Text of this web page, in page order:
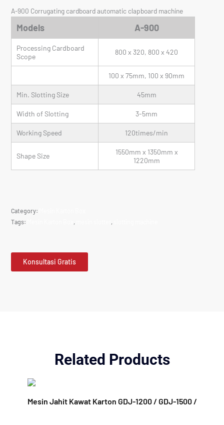
A-900 Corrugating cardboard automatic clapboard machine
Models A-900
Processing Cardboard
Scope
800 x 320, 800 x 420
100 x 75mm, 100 x 90mm
Min. Slotting Size 45mm
Width of Slotting 3-5mm
Working Speed 120times/min
Shape Size
1550mm x 1350mm x
1220mm
Category:
Tags:
, ,
Konsultasi Gratis
Related Products
Mesin Jahit Kawat Karton GDJ-1200 / GDJ-1500 / GDJ-